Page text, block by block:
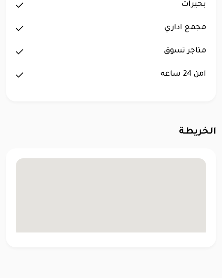
بحيرات
مجمع اداري
متاجر تسوق
امن 24 ساعه
الخريطة